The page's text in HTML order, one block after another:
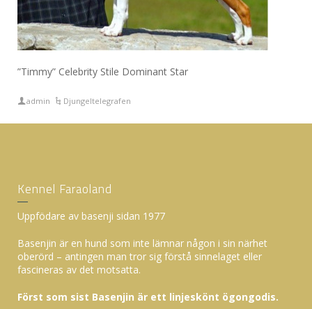
”Timmy” Celebrity Stile Dominant Star
admin Djungeltelegrafen
Kennel Faraoland
Uppfödare av basenji sidan 1977
Basenjin är en hund som inte lämnar någon i sin närhet
oberörd – antingen man tror sig förstå sinnelaget eller
fascineras av det motsatta.
Först som sist Basenjin är ett linjeskönt ögongodis.